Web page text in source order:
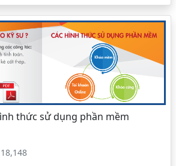
thức sử dụng phần mềm
18,148